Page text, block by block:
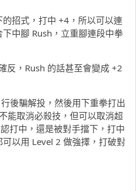
招式，打中 +4，所以可以連
中腳 Rush，立重腳連段中拳
反，Rush 的話甚至會變成 +2
後騙解投，然後用下重拳打出
能取消必殺技，但可以取消超
打中，還是被對手擋下，打中
以用 Level 2 做強擇，打破對